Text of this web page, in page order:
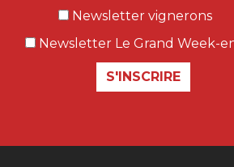
Newsletter vignerons
Newsletter Le Grand Week-
S'INSCRIRE